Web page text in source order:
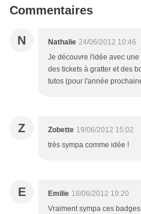
Commentaires
N Nathalie 24/06/2012 10:46
Je découvre l'idée avec
des tickets à gratter et des
tutos (pour l'année
Z Zobette 19/06/2012 15:02
très sympa comme idée !
E Emilie 18/06/2012 19:20
Vraiment sympa ces